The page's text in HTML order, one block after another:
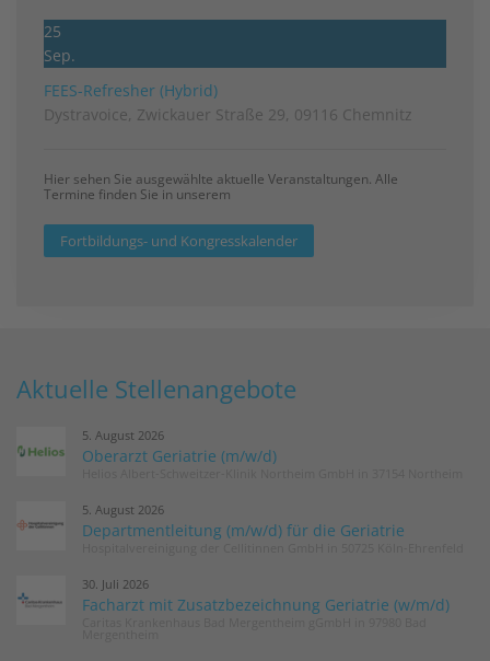
25
Sep.
FEES-Refresher (Hybrid)
Dystravoice, Zwickauer Straße 29, 09116 Chemnitz
Hier sehen Sie ausgewählte aktuelle Veranstaltungen. Alle
Termine finden Sie in unserem
Fortbildungs- und Kongresskalender
Aktuelle Stellenangebote
5. August 2026
Oberarzt Geriatrie (m/w/d)
5. August 2026
Departmentleitung (m/w/d) für die Geriatrie
30. Juli 2026
Facharzt mit Zusatzbezeichnung Geriatrie (w/m/d)